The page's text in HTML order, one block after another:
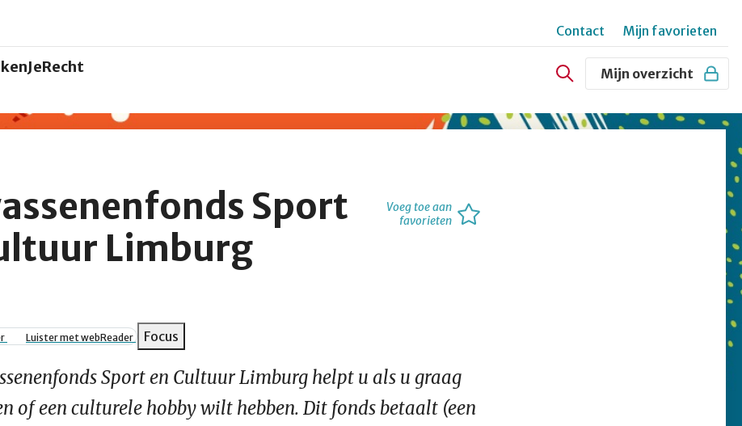
Secundair
menu
Contact Mijn favorieten
Mijn overzicht
Voeg toe aan
favorieten
Sport
Limburg
Luister met webReader Focus
Sport en Cultuur Limburg helpt u als u graag
of een culturele hobby wilt hebben. Dit fonds betaalt (een